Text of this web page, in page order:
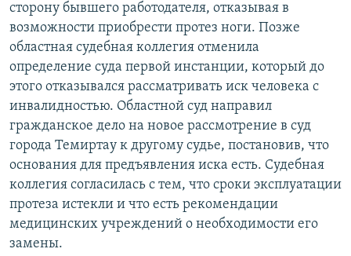
сторону бывшего работодателя, отказывая в
возможности приобрести протез ноги. Позже
областная судебная коллегия отменила
определение суда первой инстанции, который до
этого отказывался рассматривать иск человека с
инвалидностью. Областной суд направил
гражданское дело на новое рассмотрение в суд
города Темиртау к другому судье, постановив, что
основания для предъявления иска есть. Судебная
коллегия согласилась с тем, что сроки эксплуатации
протеза истекли и что есть рекомендации
медицинских учреждений о необходимости его
замены.